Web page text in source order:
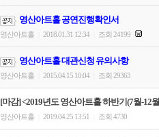
영산아트홀 공연진행확인서
영산아트홀 2018.01.31 12:34 조회 24199
영산아트홀 대관신청 유의사항
영산아트홀 2015.04.15 10:04 조회 29363
[마감] <2019년도 영산아트홀 하반기(7월-12
영산아트홀 2019.04.25 13:51 조회 4730